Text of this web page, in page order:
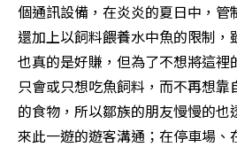
個通訊設備，在炎炎的夏日中，管
還加上以飼料餵養水中魚的限制，
也真的是好賺，但為了不想將這裡
只會或只想吃魚飼料，而不再想
的食物，所以鄒族的朋友慢慢的
來此一遊的遊客溝通；在停車場、